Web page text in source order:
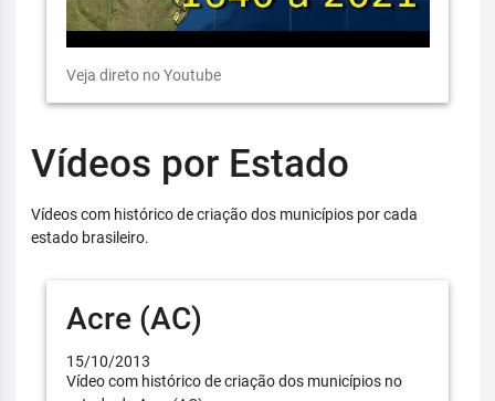
Veja direto no Youtube
Vídeos por Estado
Vídeos com histórico de criação dos municípios por cada
estado brasileiro.
Acre (AC)
15/10/2013
Vídeo com histórico de criação dos municípios no